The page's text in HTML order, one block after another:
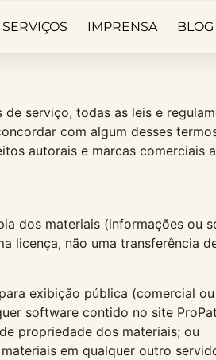
SERVIÇOS IMPRENSA BLOG
serviço, todas as leis e
com algum desses
autorais e marcas comerciais
dos materiais (informações ou
licença, não uma transferência
exibição pública (comercial
software contido no site
propriedade dos materiais; ou
em qualquer outro